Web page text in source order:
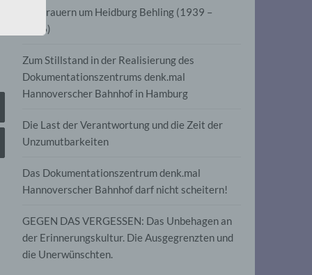
Wir trauern um Heidburg Behling (1939 –
2026)
Zum Stillstand in der Realisierung des
Dokumentationszentrums denk.mal
Hannoverscher Bahnhof in Hamburg
Die Last der Verantwortung und die Zeit der
Unzumutbarkeiten
Das Dokumentationszentrum denk.mal
Hannoverscher Bahnhof darf nicht scheitern!
GEGEN DAS VERGESSEN: Das Unbehagen an
der Erinnerungskultur. Die Ausgegrenzten und
die Unerwünschten.